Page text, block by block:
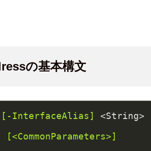
の基本構文
[-InterfaceAlias] <String>
[<CommonParameters>]